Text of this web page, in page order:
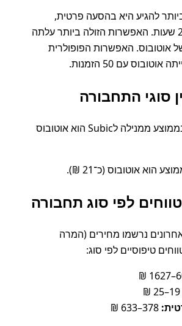
להגיע היא בהסעה פרטית,
שנמשכה סביב 2 שעות. האפשרות הזולה ביותר עלתה
של אוטובוס. האפשרות הפופולרית
עם 50 הזמנות.
סוגי התחבורה
המסלול הקצר בממוצע ממנילה לSubic הוא אוטובוס
הוא אוטובוס (כ־21 ₪).
לפי סוג תחבורה
האחרונים נרשמו מחירים (המרה
טיפוסיים לפי סוג: